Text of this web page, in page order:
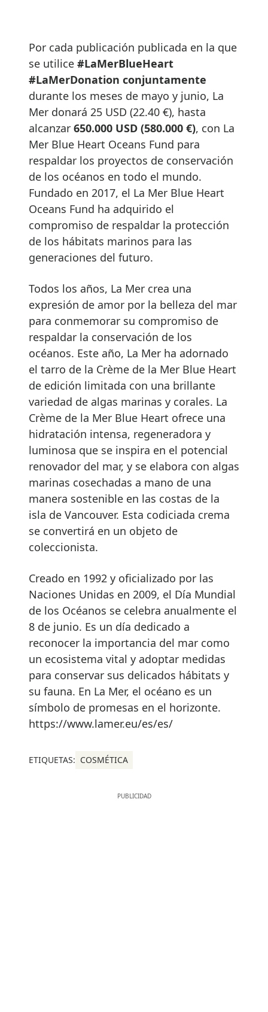
Por cada publicación publicada en la que
se utilice #LaMerBlueHeart
#LaMerDonation conjuntamente
durante los meses de mayo y junio, La
Mer donará 25 USD (22.40 €), hasta
alcanzar 650.000 USD (580.000 €), con La
Mer Blue Heart Oceans Fund para
respaldar los proyectos de conservación
de los océanos en todo el mundo.
Fundado en 2017, el La Mer Blue Heart
Oceans Fund ha adquirido el
compromiso de respaldar la protección
de los hábitats marinos para las
generaciones del futuro.
Todos los años, La Mer crea una
expresión de amor por la belleza del mar
para conmemorar su compromiso de
respaldar la conservación de los
océanos. Este año, La Mer ha adornado
el tarro de la Crème de la Mer Blue Heart
de edición limitada con una brillante
variedad de algas marinas y corales. La
Crème de la Mer Blue Heart ofrece una
hidratación intensa, regeneradora y
luminosa que se inspira en el potencial
renovador del mar, y se elabora con algas
marinas cosechadas a mano de una
manera sostenible en las costas de la
isla de Vancouver. Esta codiciada crema
se convertirá en un objeto de
coleccionista.
Creado en 1992 y oficializado por las
Naciones Unidas en 2009, el Día Mundial
de los Océanos se celebra anualmente el
8 de junio. Es un día dedicado a
reconocer la importancia del mar como
un ecosistema vital y adoptar medidas
para conservar sus delicados hábitats y
su fauna. En La Mer, el océano es un
símbolo de promesas en el horizonte.
https://www.lamer.eu/es/es/
ETIQUETAS: COSMÉTICA